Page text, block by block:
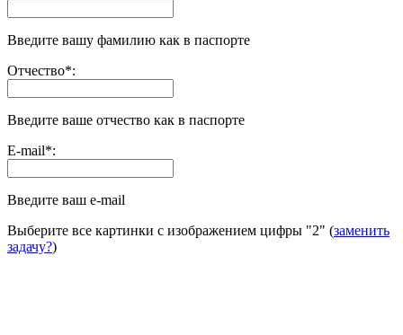
Введите вашу фамилию как в паспорте
Отчество*:
Введите ваше отчество как в паспорте
E-mail*:
Введите ваш e-mail
Выберите все картинки с изображением цифры "2" (заменить
задачу?)